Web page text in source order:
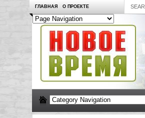
ГЛАВНАЯ О ПРОЕКТЕ